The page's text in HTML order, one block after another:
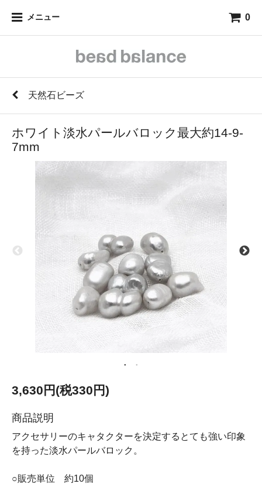
メニュー 0
天然石ビーズ
ホワイト淡水パールバロック最大約14-9-
7mm
3,630円(税330円)
商品説明
アクセサリーのキャタクターを決定するとても強い印象
を持った淡水パールバロック。
○販売単位 約10個